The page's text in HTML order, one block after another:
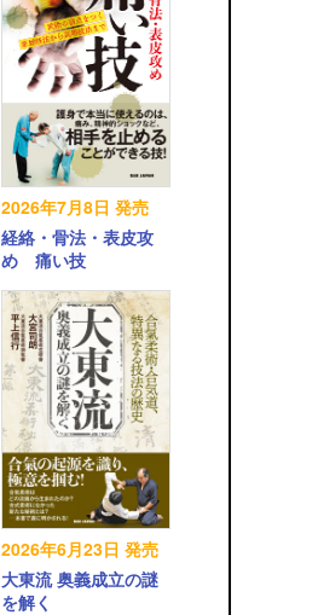
2026年7月8日 発売
経絡・骨法・表皮攻
め 痛い技
2026年6月23日 発売
大東流 奥義成立の謎
を解く